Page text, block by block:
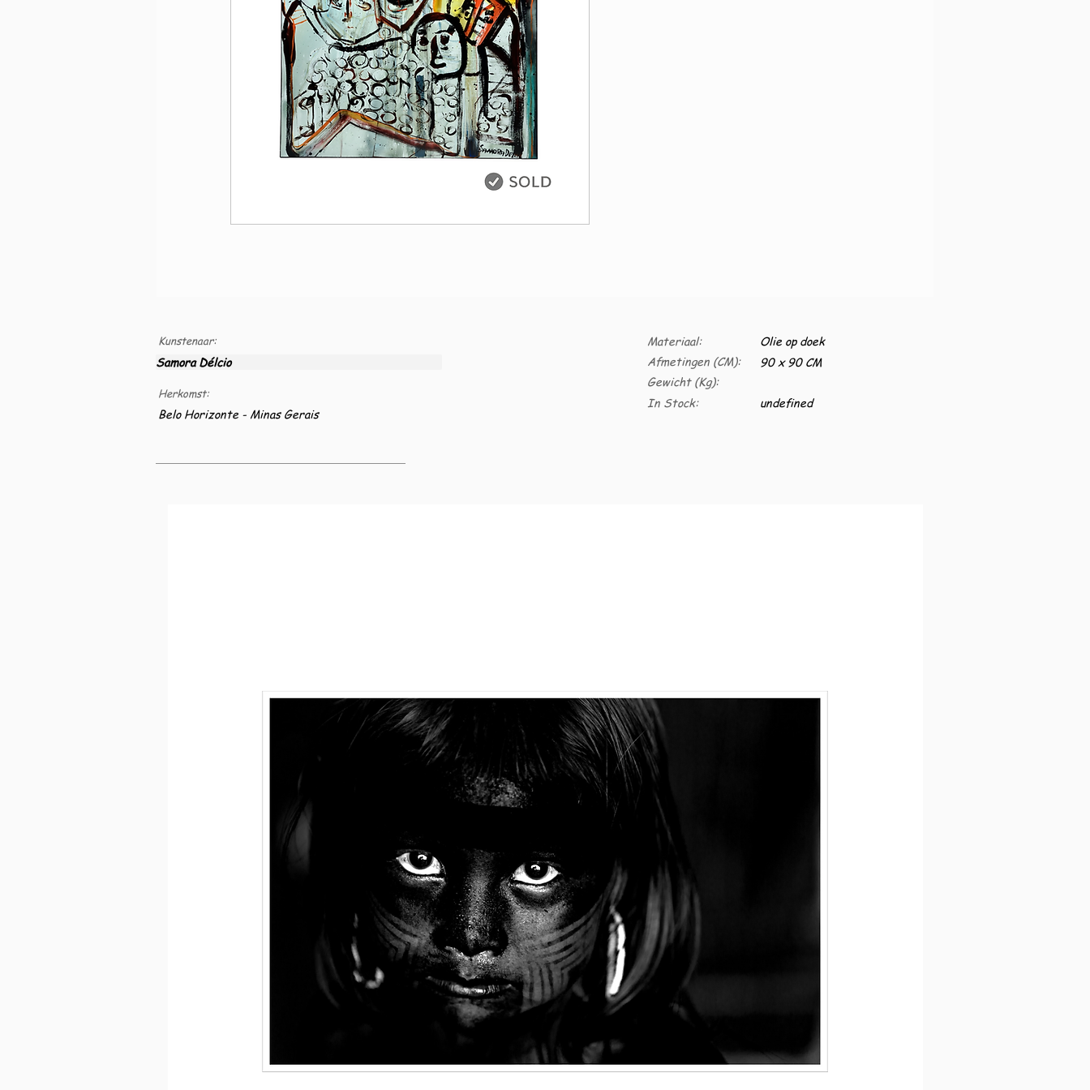
Kunstenaar:
Samora Délcio
Herkomst:
Belo Horizonte - Minas Gerais
Materiaal:
Olie op doek
Afmetingen (CM):
90 x 90 CM
Gewicht (Kg):
In Stock:
undefined